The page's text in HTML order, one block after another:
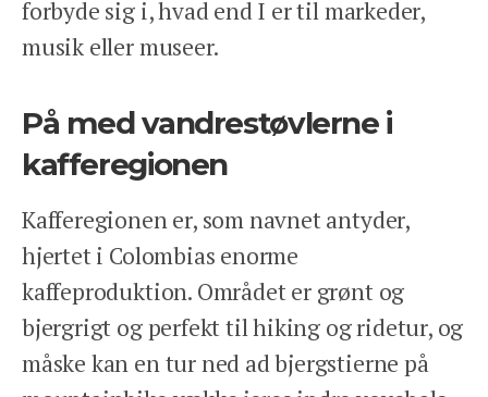
forbyde sig i, hvad end I er til markeder,
musik eller museer.
På med vandrestøvlerne i
kafferegionen
Kafferegionen er, som navnet antyder,
hjertet i Colombias enorme
kaffeproduktion. Området er grønt og
bjergrigt og perfekt til hiking og ridetur, og
måske kan en tur ned ad bjergstierne på
REJSEFORSIKRING
PRIVATLIVSPOLITIK
Facebook Instagram